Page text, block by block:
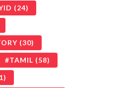
(24)
(30)
TAMIL (58)